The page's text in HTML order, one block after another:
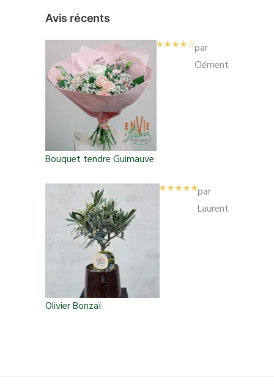
Avis récents
Bouquet tendre Guimauve
par
Clément
Olivier Bonzaï
par
Laurent